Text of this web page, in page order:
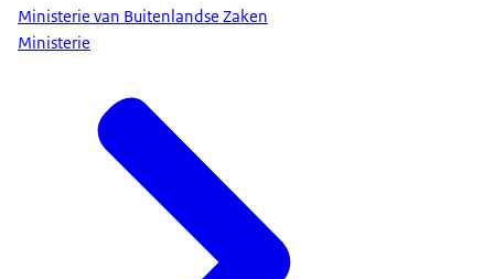
Ministerie van Buitenlandse Zaken
Ministerie